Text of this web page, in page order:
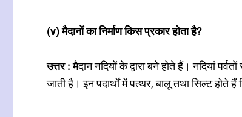
(v) मैदानों का निर्माण किस प्रकार होता है?
उत्तर :मैदान नदियों के द्वारा बने होते हैं। नदियां
जाती है। इन पदार्थों में पत्थर, बालू तथा सिल्ट होते हैं